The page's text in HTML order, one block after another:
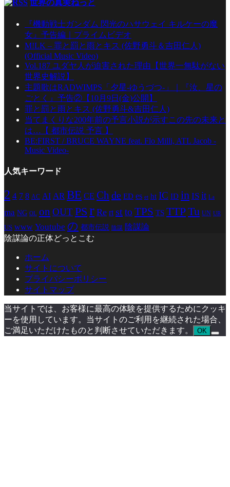
世界の真実ねっと
『機動戦士ガンダム 閃光のハサウェイ キルケーの魔
女』予告編｜プライムビデオ
M!LK – 罪と罰と雨とキス (佐野勇斗＆吉田仁人)
(Official Music Video)
Vol.187 ユダヤ人が迫害された理由【世界一無駄がない
世界史解説】
主題歌はRADWIMPS「夕星-ゆうづつ-」｜『汝、星の
ごとく』予告②【10月9日(金)公開】
罪と罰と雨とキス (佐野勇斗&吉田仁人)
当てまくりな200年前の予言小説が示すこの先の未来と
は…【 都市伝説 予言 】
BE:FIRST / BRUCE WAYNE feat. Flo Milli, ATL Jacob -
Music Video-
人気キーワード
2 4 7 8 AC AI AR BE CE Ch de ED es et ht IC ID in IS it La
ma NG OL on OUTPS r Re rt st to TPS TS TTPTu UN UR
US www Youtube の 都市伝説 陰謀 陰謀論
陰謀論の正体どっとこむ
ホーム
サイトについて
プライバシーポリシー
サイトマップ
当サイトでは、お客様に最高の体験を提供するためにクッキ
ーを使用しています。当サイトのご利用を継続された場合、
ご満足いただけたものと判断させていただきます。
OK